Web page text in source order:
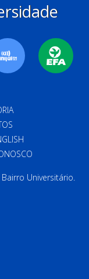
Universitário.